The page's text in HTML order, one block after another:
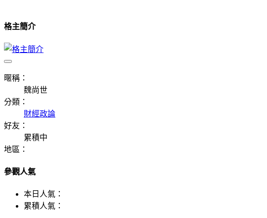
格主簡介
暱稱：
魏尚世
分類：
財經政論
好友：
累積中
地區：
參觀人氣
本日人氣：
累積人氣：